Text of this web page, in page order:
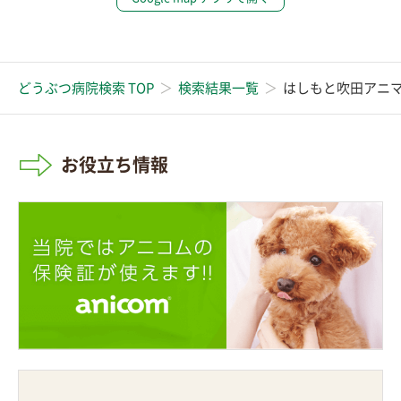
どうぶつ病院検索 TOP 検索結果一覧 はしもと吹田アニ
お役立ち情報